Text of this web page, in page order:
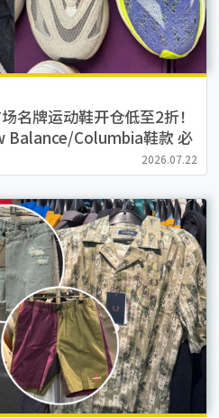
名牌运动鞋开仓低至2折！
Balance/Columbia鞋款 必
2026.07.22